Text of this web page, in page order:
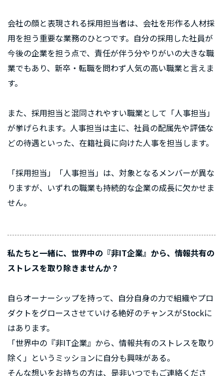
会社の顔と表現される採用担当者は、会社を形作る人材採
用を担う重要な業務のひとつです。自分の採用した社員が
今後の企業を担う点で、責任が伴う分やりがいの大きな職
業でもあり、新卒・転職を問わず人気の高い職業と言えま
す。
また、採用担当と混同されやすい職業として「人事担当」
が挙げられます。人事担当は主に、社員の配属先や評価な
どの待遇といった、在籍社員に向けた人事を担当します。
「採用担当」「人事担当」は、対象となるメンバーが異な
りますが、いずれの職業も持続的な企業の成長に欠かせま
せん。
私たちと一緒に、世界中の『非IT企業』から、情報共有の
ストレスを取り除きませんか？
自らオーナーシップを持って、自分自身の力で組織やプロ
ダクトをグロースさせていける絶好のチャンスがStockに
はあります。
「世界中の『非IT企業』から、情報共有のストレスを取り
除く」というミッションに自分も興味がある。
そんな想いをお持ちの方は、是非いつでもご連絡くださ